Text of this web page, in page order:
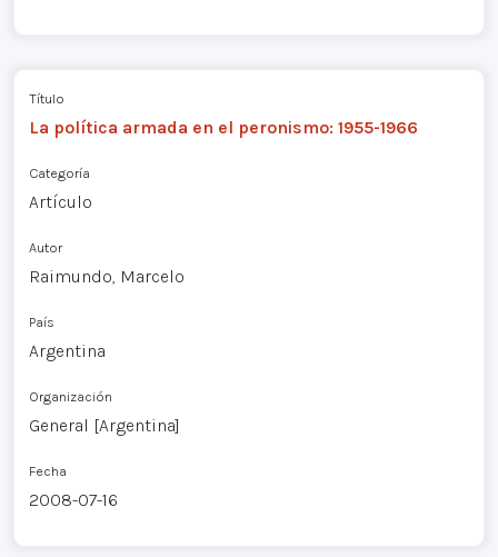
Título
La política armada en el peronismo: 1955-1966
Categoría
Artículo
Autor
Raimundo, Marcelo
País
Argentina
Organización
General [Argentina]
Fecha
2008-07-16